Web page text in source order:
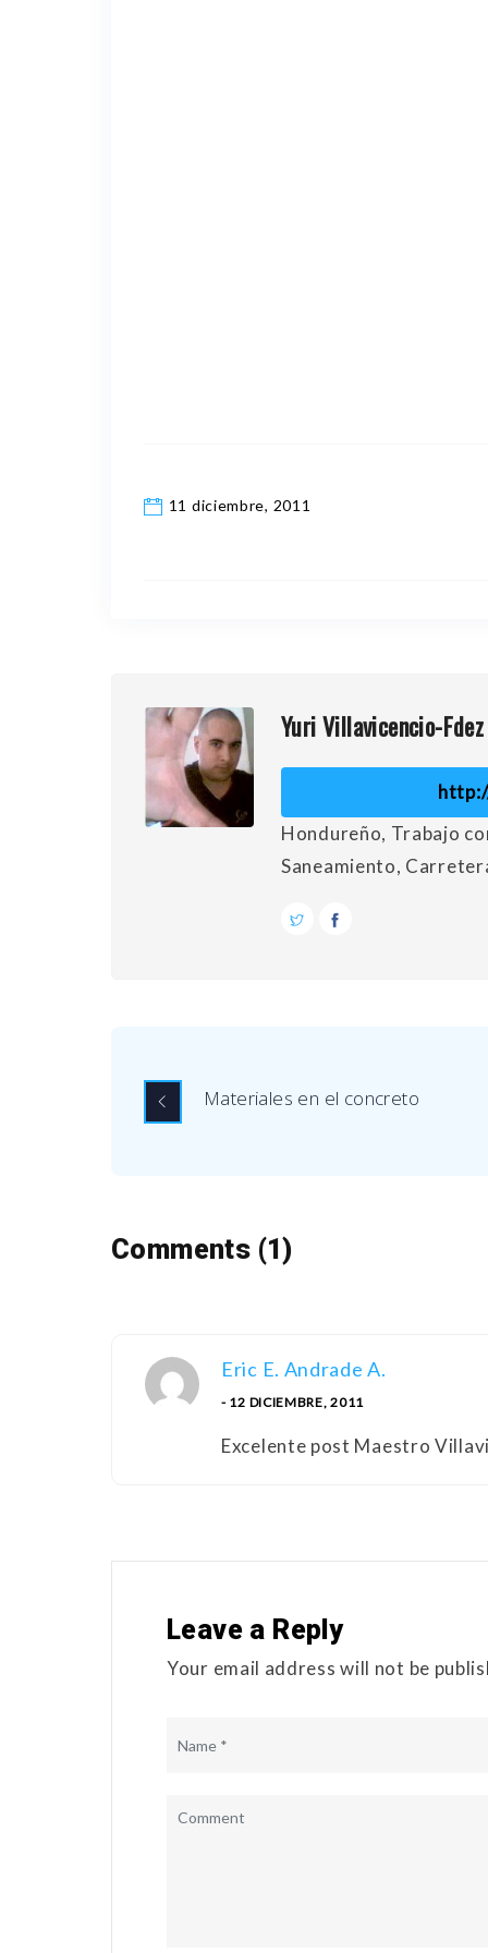
11 diciembre, 2011
Yuri Villavicencio-Fdez
Hondureño, Trabajo
Saneamiento,
Materiales en el concreto
Comments (1)
Eric E. Andrade A.
- 12 DICIEMBRE, 2011
Excelente post Maestro
Leave a Reply
Your email address will not be